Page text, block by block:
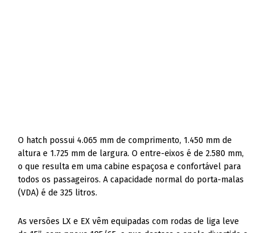
O hatch possui 4.065 mm de comprimento, 1.450 mm de
altura e 1.725 mm de largura. O entre-eixos é de 2.580 mm,
o que resulta em uma cabine espaçosa e confortável para
todos os passageiros. A capacidade normal do porta-malas
(VDA) é de 325 litros.
As versões LX e EX vêm equipadas com rodas de liga leve